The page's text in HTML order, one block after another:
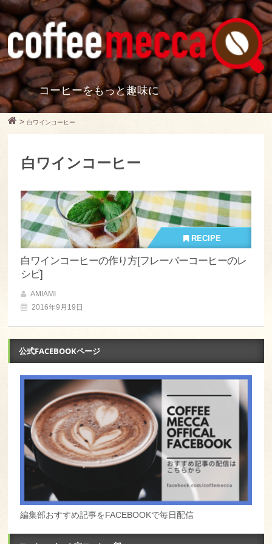
コーヒーをもっと趣味に
>白ワインコーヒー
白ワインコーヒー
RECIPE
白ワインコーヒーの作り方[フレーバーコーヒーのレ
シピ]
AMIAMI
2016年9月19日
公式FACEBOOKページ
編集部おすすめ記事をFACEBOOKで毎日配信